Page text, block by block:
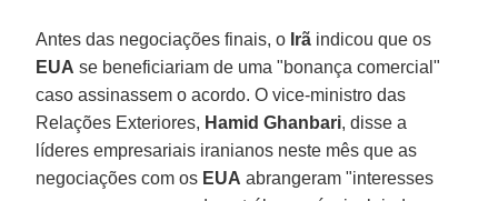
Antes das negociações finais, o Irã indicou que os
EUA se beneficiariam de uma "bonança comercial"
caso assinassem o acordo. O vice-ministro das
Relações Exteriores, Hamid Ghanbari, disse a
líderes empresariais iranianos neste mês que as
negociações com os EUA abrangeram "interesses